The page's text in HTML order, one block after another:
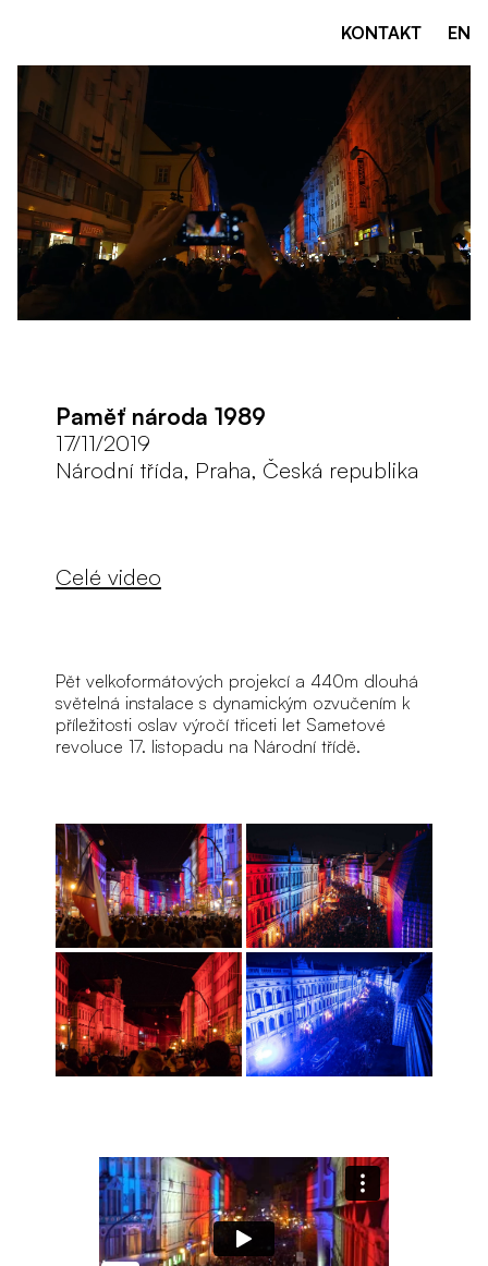
KONTAKT EN
Paměť národa 1989
17/11/2019
Národní třída, Praha, Česká republika
Celé video
Pět velkoformátových projekcí a 440m dlouhá
světelná instalace s dynamickým ozvučením k
příležitosti oslav výročí třiceti let Sametové
revoluce 17. listopadu na Národní třídě.